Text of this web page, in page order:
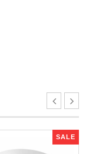
SALE